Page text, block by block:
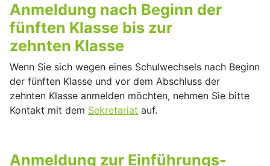
Anmeldung nach Beginn der
fünften Klasse bis zur
zehnten Klasse
Wenn Sie sich wegen eines Schulwechsels nach Beginn
der fünften Klasse und vor dem Abschluss der
zehnten Klasse anmelden möchten, nehmen Sie bitte
Kontakt mit dem Sekretariat auf.
Anmeldung zur Einführungs-